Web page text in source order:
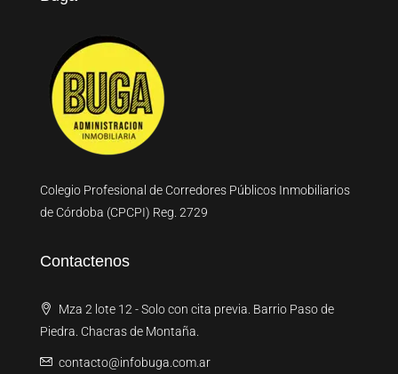
Colegio Profesional de Corredores Públicos Inmobiliarios
de Córdoba (CPCPI) Reg. 2729
Contactenos
Mza 2 lote 12 - Solo con cita previa. Barrio Paso de
Piedra. Chacras de Montaña.
contacto@infobuga.com.ar